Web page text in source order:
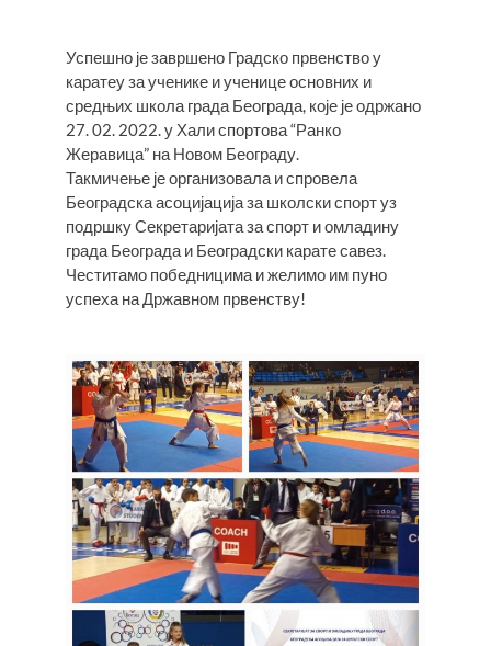
Успешно је завршено Градско првенство у
каратеу за ученике и ученице основних и
средњих школа града Београда, које је одржано
27. 02. 2022. у Хали спортова “Ранко
Жеравица” на Новом Београду.
Такмичење је организовала и спровела
Београдска асоцијација за школски спорт уз
подршку Секретаријата за спорт и омладину
града Београда и Београдски карате савез.
Честитамо победницима и желимо им пуно
успеха на Државном првенству!